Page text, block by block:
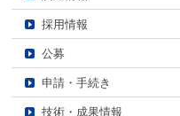
採用情報
公募
申請・手続き
技術・成果情報